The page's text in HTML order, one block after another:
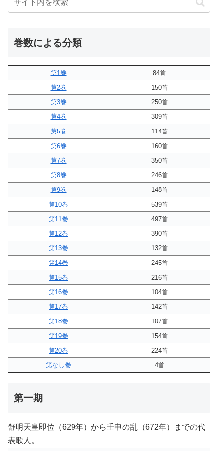
巻数による分類
第1巻
84首
第2巻
150首
第3巻
250首
第4巻
309首
第5巻
114首
第6巻
160首
第7巻
350首
第8巻
246首
第9巻
148首
第10巻
539首
第11巻
497首
第12巻
390首
第13巻
132首
第14巻
245首
第15巻
216首
第16巻
104首
第17巻
142首
第18巻
107首
第19巻
154首
第20巻
224首
第なし巻
4首
第一期
舒明天皇即位（629年）から壬申の乱（672年）までの代
表歌人。